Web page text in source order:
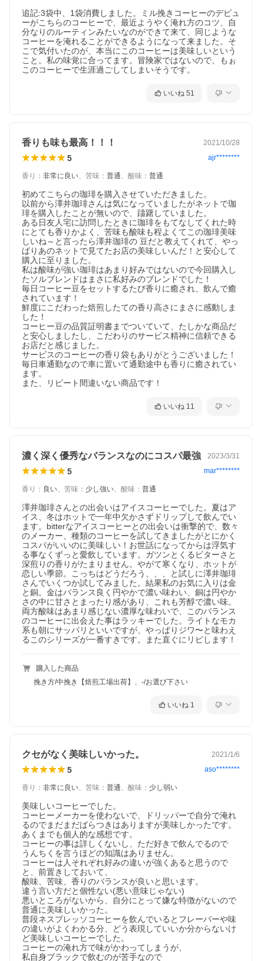
「香り」と「贅沢」に包まれるワンランク上の金のソルブレン
忙しい毎日の合間に、心ほどけるコーヒー時間を。メキシコ産の
こだわった、唯一無二の一杯を、ご自宅で気軽にお楽しみいただ
けます。
焼き立ての鮮度が抜群だからこそ、お湯を注いだ瞬間にモコモコ
拍子揃った珈琲体験をご自宅でお楽しみいただけます。
国際規格FSSC22000を取得した安全管理体制
徹底した品質管理のもと、常に安心安全な珈琲をご提供いたしま
す。国際規格であるFSSC22000を取得し、商品の安全性への信頼
性を高めるため努力を続けています。
追記:3袋中、1袋消費しました。ミル挽きコーヒーのデビュ
ーがこちらのコーヒーで、最近ようやく淹れ方のコツ、自
分なりのルーティンみたいなのができて来て、同じような
コーヒーを淹れることができるようになって来ました。そ
こで気付いたのが、本当にこのコーヒーは美味しいという
こと。私の味覚に合ってます。冒険家ではないので、もぉ
このコーヒーで生涯過ごしてしまいそうです。
いいね 51
香りも味も最高！！！ 2021/10/28
5 ajr********
香り ： 非常に良い、 苦味 ： 普通、 酸味 ： 普通
初めてこちらの珈琲を購入させていただきました。
以前から澤井珈琲さんは気になっていましたがネットで珈
琲を購入したことが無いので、躊躇していました。
ある日友人宅に訪問したときに珈琲をもてなしてくれた時
にとても香りかよく、苦味も酸味も程よくてこの珈琲美味
しいね～と言ったら澤井珈琲の 豆だと教えてくれて、やっ
ばりあのネットで見てたお店の美味しいんだ！と安心して
購入に至りました。
私は酸味が強い珈琲はあまり好みではないので今回購入し
たソルブレンドはまさに私好みのブレンドでした！
毎日コーヒー豆をセットするたび香りに癒され、飲んで癒
されています！
鮮度にこだわった焙煎したての香り高さにまさに感動しま
した！
コーヒー豆の品質証明書までついていて、たしかな商品だ
と安心しましたし、こだわりのサービス精神に信頼できる
お店だと感じました。
サービスのコーヒーの香り袋もありがとうございました！
毎日車通勤なので車に置いて通勤途中も香りに癒されてい
ます。
また、リピート間違いない商品です！
いいね 11
濃く深く優秀なバランスなのにコスパ最強 2023/3/31
5 mar********
香り ： 良い、 苦味 ： 少し強い、 酸味 ： 普通
澤井珈琲さんとの出会いはアイスコーヒーでした。夏はア
イス、冬はホットで一年中欠かさずドリップして飲んでい
ます。bitterなアイスコーヒーとの出会いは衝撃的で、数々
のメーカー、種類のコーヒーを試してきましたがとにかく
コスパがいいのに美味しい！お世話になってからは浮気す
る事なくずっと愛飲しています。ガツンとくるビターさと
深煎りの香りがたまりません。やがて寒くなり、ホットが
恋しい季節。こっちはどうだろう、、、と試しに澤井珈琲
さんでいくつか試してみました。結果私のお気に入りは金
と銅。金はバランス良く円やかで濃い味わい、銅は円やか
さの中に甘さとまったり感があり、これも芳醇で濃い味。
両方酸味はあまり感じない濃厚な味わいで、このバランス
のコーヒーに出会えた事はラッキーでした。ライトなモカ
系も朝にサッパリといいですが、やっぱりジワ〜と味わえ
るこのシリーズが一番すきです。また直ぐにリピします！
購入した商品
挽き方/中挽き【焙煎工場出荷】、-/お選び下さい
いいね 1
クセがなく美味しいかった。 2021/1/6
5 aso********
香り ： 非常に良い、 苦味 ： 普通、 酸味 ： 少し弱い
美味しいコーヒーでした。
コーヒーメーカーを使わないで、ドリッパーで自分で淹れ
るのでまだまだばらつきはありますが美味しかったです。
あくまでも個人的な感想です。
コーヒーの事は詳しくないし、ただ好きで飲んでるので
うんちくを言うほどの知識はありません。
コーヒーは人それぞれ好みの違いが強くあると思うので
と、前置きしておいて、
酸味、苦味、香りのバランスが良いと思います。
違う言い方だと個性ない(悪い意味じゃない)
悪いところがないから、自分にとって嫌な特徴がないので
普通に美味しいかった。
普段ネスプレッソコーヒーを飲んでいるとフレーバーや味
の違いがよくわかる分、どう表現していいか分からないけ
ど美味しいコーヒーでした。
コーヒーの淹れ方で味がかわってしまうが、
私自身ブラックで飲むのが苦手なので